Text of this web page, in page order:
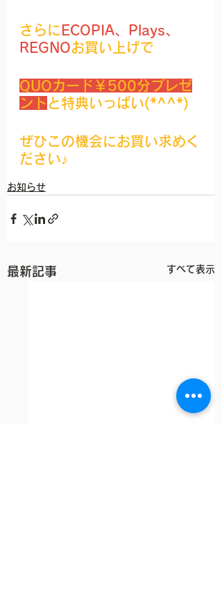
さらに ECOPIA、Plays、
REGNOお買い上げで
QUOカード￥500分プレゼ
ント と特典いっぱい(*^^*)
ぜひこの機会にお買い求めく
ださい♪
お知らせ
最新記事 すべて表示